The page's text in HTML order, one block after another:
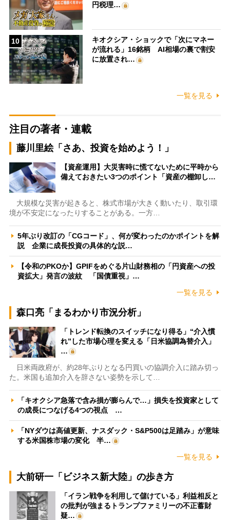
円税理…
10
キオクシア・ショックで「次にマネー
が流れる」16銘柄 AI相場の裏で割安
に放置され…
一覧を見る
注目の著者・連載
藤川里絵「さあ、投資を始めよう！」
【資産運用】大災害時に慌てないために平時から
備えておきたい3つのポイント「資産の棚卸し…
大規模な災害が起きると、株式市場が大きく動いたり、取引環
境が不安定になったりすることがある。一方…
5年ぶり改訂の「CGコード」、何が変わったのかポイントを解
説 企業に成長投資の具体的な説…
【令和のPKOか】GPIFをめぐる片山財務相の「円資産への投
資拡大」発言の波紋 「国債重視」…
一覧を見る
森口亮「まるわかり市況分析」
「トレンド転換のスイッチになり得る」“介入慣
れ”した市場心理を変える「日米協調為替介入」
…
日米両政府が、約28年ぶりとなる円買いの協調介入に踏み切っ
た。米国も追加介入を辞さない姿勢を示して…
「キオクシア急落で含み損が膨らんで…」損失を投資家として
の成長につなげる4つの視点 …
「NYダウは高値更新、ナスダック・S&P500は足踏み」が意味
する米国株市場の変化 半…
一覧を見る
大前研一「ビジネス新大陸」の歩き方
「イラン戦争を利用して儲けている」利益相反と
の批判が強まるトランプファミリーの不正蓄財
疑…